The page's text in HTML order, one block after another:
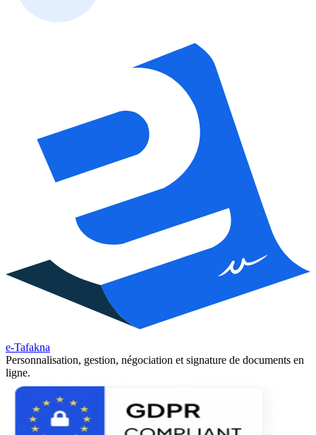
e-Tafakna
Personnalisation, gestion, négociation et signature de documents en
ligne.